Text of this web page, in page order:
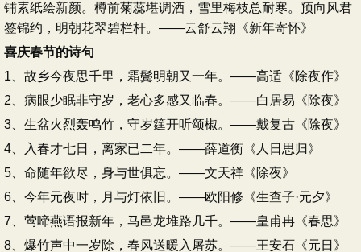
铺素纸绘新颜。樽前菊蕊堪调酒，雪里梅枝总耐寒。预向风君
签锦约，明朝花翠碧栏杆。——云舒云翔《新年寄怀》
喜庆春节的诗句
1、故乡今夜思千里，霜鬓明朝又一年。——高适《除夜作》
2、病眼少眠非守岁，老心多感又临春。——白居易《除夜》
3、生盆火烈轰鸣竹，守岁筳开听颂椒。——戴复古《除夜》
4、入春才七日，离家已二年。——薛道衡《人日思归》
5、命随年欲尽，身与世俱忘。——文天祥《除夜》
6、今年元夜时，月与灯依旧。——欧阳修《生查子·元夕》
7、莺啼燕语报新年，马邑龙堆路几千。——皇甫冉《春思》
8、爆竹声中一岁除，春风送暖入屠苏。——王安石《元日》